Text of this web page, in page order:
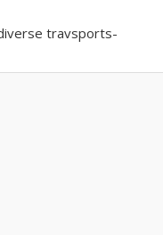
travsports-